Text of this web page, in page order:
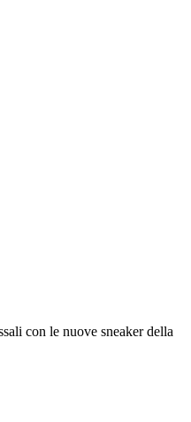
con le nuove sneaker della